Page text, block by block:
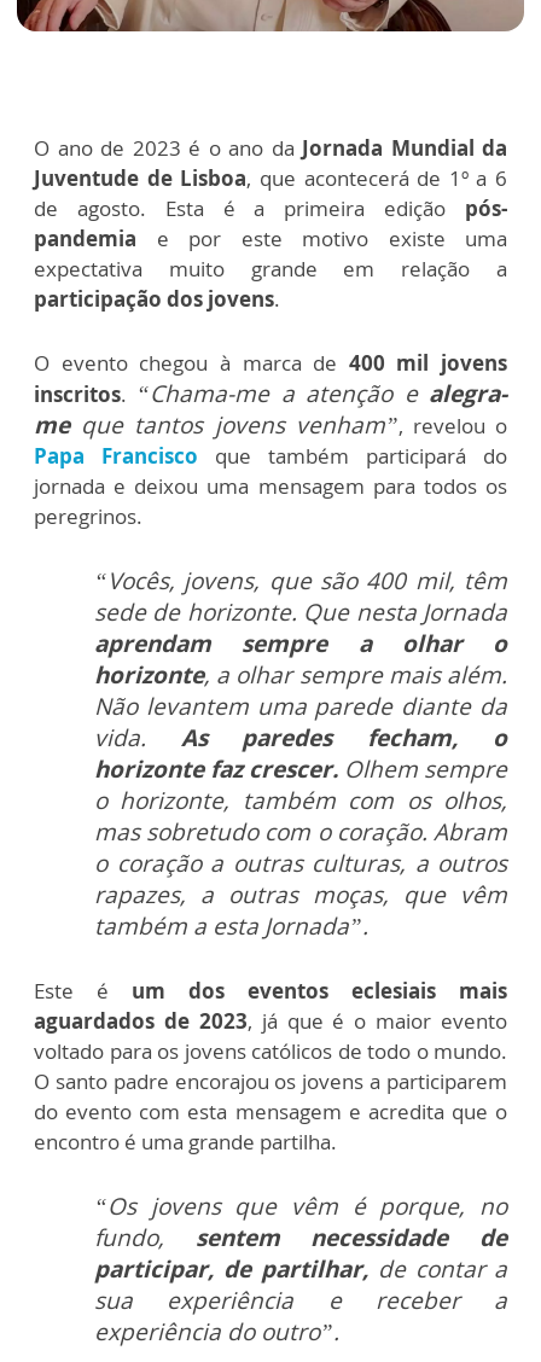
O ano de 2023 é o ano da Jornada Mundial da
Juventude de Lisboa, que acontecerá de 1º a 6
de agosto. Esta é a primeira edição pós-
pandemia e por este motivo existe uma
expectativa muito grande em relação a
participação dos jovens.
O evento chegou à marca de 400 mil jovens
inscritos. “Chama-me a atenção e alegra-
meque tantos jovens venham”, revelou o
Papa Francisco que também participará do
jornada e deixou uma mensagem para todos os
peregrinos.
“Vocês, jovens, que são 400 mil, têm
sede de horizonte. Que nesta Jornada
aprendam sempre a olhar o
horizonte, a olhar sempre mais além.
Não levantem uma parede diante da
vida. As paredes fecham, o
horizonte faz crescer. Olhem sempre
o horizonte, também com os olhos,
mas sobretudo com o coração. Abram
o coração a outras culturas, a outros
rapazes, a outras moças, que vêm
também a esta Jornada”.
Este é um dos eventos eclesiais mais
aguardados de 2023, já que é o maior evento
voltado para os jovens católicos de todo o mundo.
O santo padre encorajou os jovens a participarem
do evento com esta mensagem e acredita que o
encontro é uma grande partilha.
“Os jovens que vêm é porque, no
fundo, sentem necessidade de
participar, de partilhar, de contar a
sua experiência e receber a
experiência do outro”.